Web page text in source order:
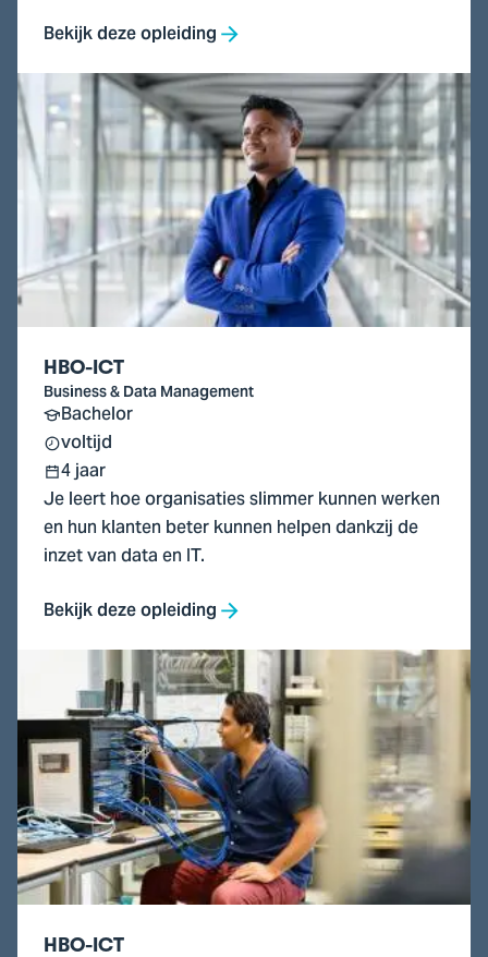
Bekijk deze opleiding
Ga
naar
HBO-
ICT
HBO-ICT
Business & Data Management
Bachelor
voltijd
4 jaar
Je leert hoe organisaties slimmer kunnen werken
en hun klanten beter kunnen helpen dankzij de
inzet van data en IT.
Bekijk deze opleiding
HBO-
ICT
HBO-ICT